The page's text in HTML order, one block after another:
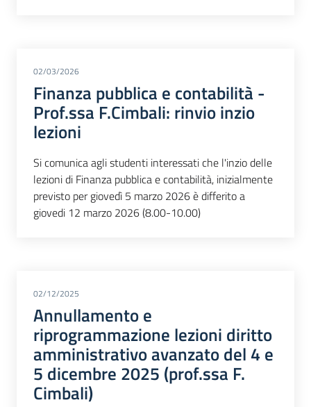
02/03/2026
Finanza pubblica e contabilità -
Prof.ssa F.Cimbali: rinvio inzio
lezioni
Si comunica agli studenti interessati che l'inzio delle
lezioni di Finanza pubblica e contabilità, inizialmente
previsto per giovedì 5 marzo 2026 è differito a
giovedi 12 marzo 2026 (8.00-10.00)
02/12/2025
Annullamento e
riprogrammazione lezioni diritto
amministrativo avanzato del 4 e
5 dicembre 2025 (prof.ssa F.
Cimbali)